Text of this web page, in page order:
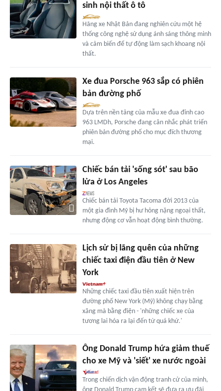
sinh nội thất ô tô
Hãng xe Nhật Bản đang nghiên cứu một hệ
thống công nghệ sử dụng ánh sáng thông minh
và cảm biến để tự động làm sạch khoang nội
thất.
Xe đua Porsche 963 sắp có phiên
bản đường phố
Dựa trên nền tảng của mẫu xe đua đỉnh cao
963 LMDh, Porsche đang cân nhắc phát triển
phiên bản đường phố cho mục đích thương
mại.
Chiếc bán tải 'sống sót' sau bão
lửa ở Los Angeles
Chiếc bán tải Toyota Tacoma đời 2013 của
một gia đình Mỹ bị hư hỏng nặng ngoại thất,
nhưng động cơ vẫn hoạt động bình thường.
Lịch sử bị lãng quên của những
chiếc taxi điện đầu tiên ở New
York
Những chiếc taxi đầu tiên xuất hiện trên
đường phố New York (Mỹ) không chạy bằng
xăng mà bằng điện - 'những chiếc xe của
tương lai hóa ra lại đến từ quá khứ.'
Ông Donald Trump hứa giảm thuế
cho xe Mỹ và 'siết' xe nước ngoài
Trong chiến dịch vận động tranh cử của mình,
ông Donald Trump cam kết sẽ đưa ra ưu đãi